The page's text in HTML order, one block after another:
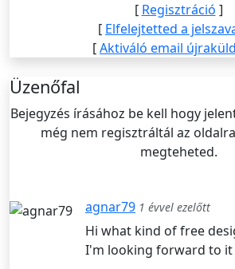
[ Regisztráció ]
[ Elfelejtetted a
[Aktiváló email
Üzenőfal
Bejegyzés írásához be kell hogy
még nem regisztráltál az
megteheted.
agnar79 1 évvel ezelőtt
Hi what kind of free
I'm looking forward to it